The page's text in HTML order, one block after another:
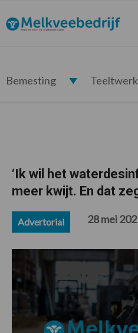
de
hoofdnavigatie
de
hoofd
de
eerste
de
voettekst
Melkveebedrijf.nl
Bemesting
‘Ik wil het
meer kwijt. En dat
Advertorial 28 mei